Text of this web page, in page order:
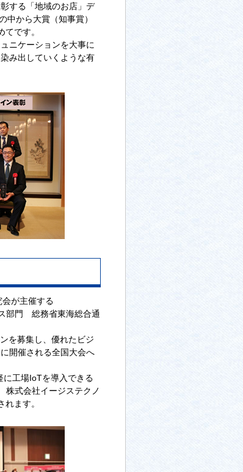
する「地域のお店」デ
から大賞（知事賞）
です。
ニケーションを大事に
み出していくような有
が主催する
部門 総務省東海総合通
を募集し、優れたビジ
開催される全国大会へ
工場IoTを導入できる
式会社イージステクノ
ます。